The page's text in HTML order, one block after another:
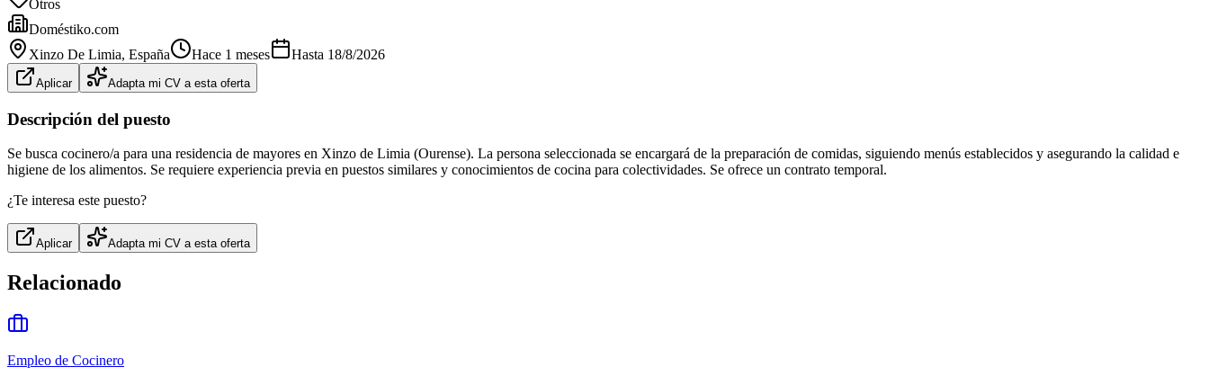
Otros
Doméstiko.com
Xinzo De Limia, España Hace 1 meses Hasta 18/8/2026
Aplicar Adapta mi CV a esta oferta
Descripción del puesto
Se busca cocinero/a para una residencia de mayores en Xinzo de Limia (Ourense). La persona seleccionada se encargará de la preparación de comidas, siguiendo menús establecidos y asegurando la calidad e
higiene de los alimentos. Se requiere experiencia previa en puestos similares y conocimientos de cocina para colectividades. Se ofrece un contrato temporal.
¿Te interesa este puesto?
Aplicar Adapta mi CV a esta oferta
Relacionado
Empleo de Cocinero